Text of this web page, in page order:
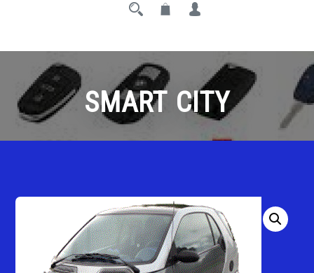
SMART CITY